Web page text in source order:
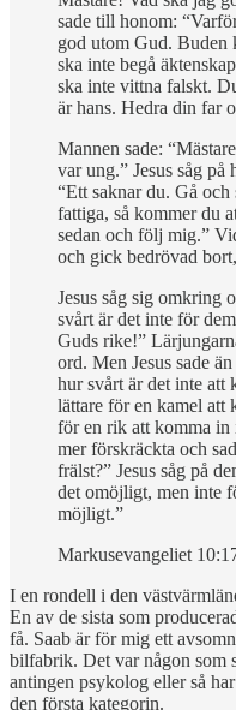
sade till honom:
god utom Gud. Buden
ska inte begå
ska inte vittna falskt.
är hans. Hedra din far
Mannen sade:
var ung.” Jesus såg på
“Ett saknar du. Gå
fattiga, så kommer du
sedan och följ mig.”
och gick bedrövad
Jesus såg sig omkring
svårt är det inte för
Guds rike!”
ord. Men Jesus sade
hur svårt är det inte
lättare för en kamel att
för en rik att komma in
mer förskräckta och
frälst?” Jesus såg på
det omöjligt, men inte
möjligt.”
Markusevangeliet
I en rondell i den
En av de sista som
få. Saab är för mig ett
bilfabrik. Det var någon som
antingen psykolog eller så
den första kategorin.